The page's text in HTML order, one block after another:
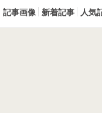
記事画像 新着記事 人気